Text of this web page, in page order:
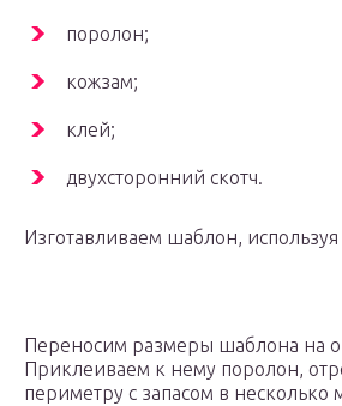
поролон;
кожзам;
клей;
двухсторонний скотч.
Изготавливаем шаблон, используя
Переносим размеры шаблона на
Приклеиваем к нему поролон,
периметру с запасом в несколько